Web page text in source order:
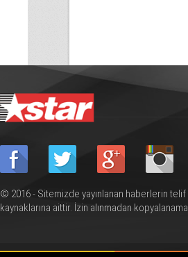
© 2016 - Sitemizde yayınlanan haberlerin telif
kaynaklarına aittir. İzin alınmadan